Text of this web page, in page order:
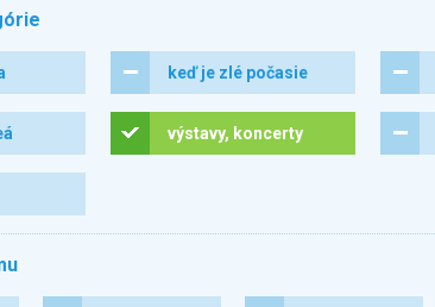
keď je zlé počasie
výstavy, koncerty